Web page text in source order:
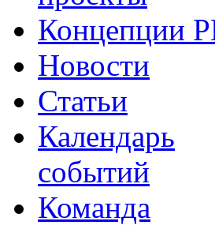
Концепции
Новости
Статьи
Календарь
событий
Команда